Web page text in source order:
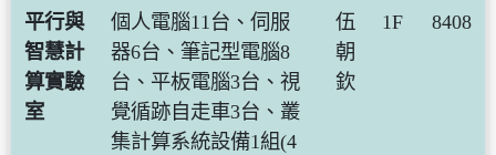
平行與
智慧計
算實驗
室
個人電腦11台、伺服
器6台、筆記型電腦8
台、平板電腦3台、視
覺循跡自走車3台、叢
集計算系統設備1組(4
伍
朝
欽
1F 8408